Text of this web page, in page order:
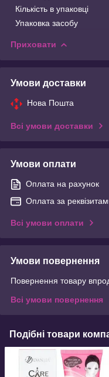
Кількість в упаковці
Упаковка засобу
Приховати
Умови доставки
Нова Пошта
Всі умови доставки
Умови оплати
Оплата на рахунок
Оплата за
Всі умови оплати
Умови повернення
Повернення товару
Всі умови повернення
Подібні товари